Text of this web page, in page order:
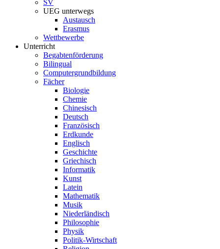
SV
UEG unterwegs
Austausch
Erasmus
Wettbewerbe
Unterricht
Begabtenförderung
Bilingual
Computergrundbildung
Fächer
Biologie
Chemie
Chinesisch
Deutsch
Französisch
Erdkunde
Englisch
Geschichte
Griechisch
Informatik
Kunst
Latein
Mathematik
Musik
Niederländisch
Philosophie
Physik
Politik-Wirtschaft